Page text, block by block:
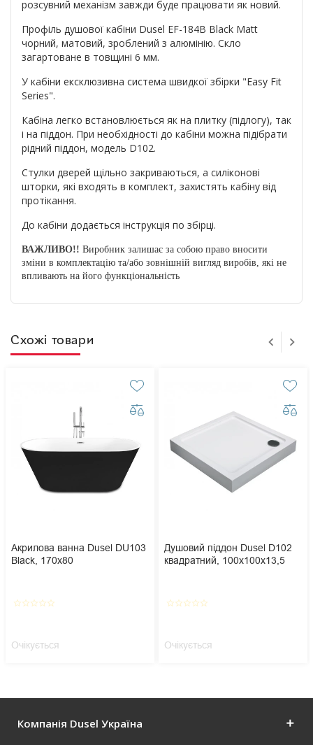
розсувний механізм завжди буде працювати як новий.
Профіль душової кабіни Dusel EF-184B Black Matt
чорний, матовий, зроблений з алюмінію. Скло
загартоване в товщині 6 мм.
У кабіни ексклюзивна система швидкої збірки "Easy Fit
Series".
Кабіна легко встановлюється як на плитку (підлогу), так
і на піддон. При необхідності до кабіни можна підібрати
рідний піддон, модель D102.
Стулки дверей щільно закриваються, а силіконові
шторки, які входять в комплект, захистять кабіну від
протікання.
До кабіни додається інструкція по збірці.
ВАЖЛИВО!! Виробник залишає за собою право вносити
зміни в комплектацію та/або зовнішній вигляд виробів, які не
впливають на його функціональність
Схожі товари
Акрилова ванна Dusel DU103
Black, 170x80
star_borderstar_borderstar_borderstar_borderstar_border
Очікується
Душовий піддон Dusel D102
квадратний, 100х100х13,5
star_borderstar_borderstar_borderstar_borderstar_border
Очікується
Компанія Dusel Україна